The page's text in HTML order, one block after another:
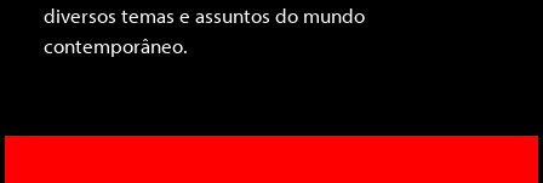
diversos temas e assuntos do mundo
contemporâneo.